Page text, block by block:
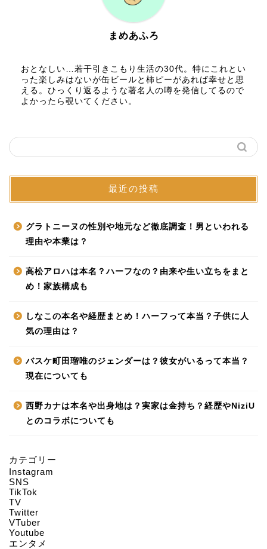
まめあふろ
おとなしい…若干引きこもり生活の30代。特にこれとい
った楽しみはないが缶ビールと柿ピーがあれば幸せと思
える。ひっくり返るような著名人の噂を発信してるので
よかったら覗いてください。
最近の投稿
グラトニーヌの性別や地元など徹底調査！男といわれる
理由や本業は？
高松アロハは本名？ハーフなの？由来や生い立ちをまと
め！家族構成も
しなこの本名や経歴まとめ！ハーフって本当？子供に人
気の理由は？
バスケ町田瑠唯のジェンダーは？彼女がいるって本当？
現在についても
西野カナは本名や出身地は？実家は金持ち？経歴やNiziU
とのコラボについても
カテゴリー
Instagram
SNS
TikTok
TV
Twitter
VTuber
Youtube
エンタメ